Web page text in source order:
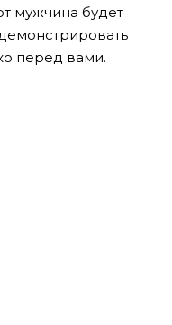
мужчина будет
перед вами.